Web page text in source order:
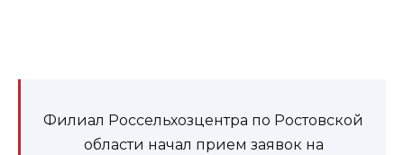
Филиал Россельхозцентра по Ростовской
области начал прием заявок на